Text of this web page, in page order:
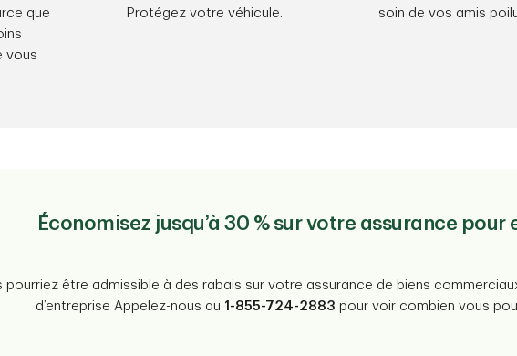
que
vous
Protégez votre véhicule.
soin de vos amis
Économisez jusqu’à 30 % sur votre assurance pour
pourriez être admissible à des rabais sur votre assurance de biens
d’entreprise Appelez-nous au 1-855-724-2883 pour voir combien vous